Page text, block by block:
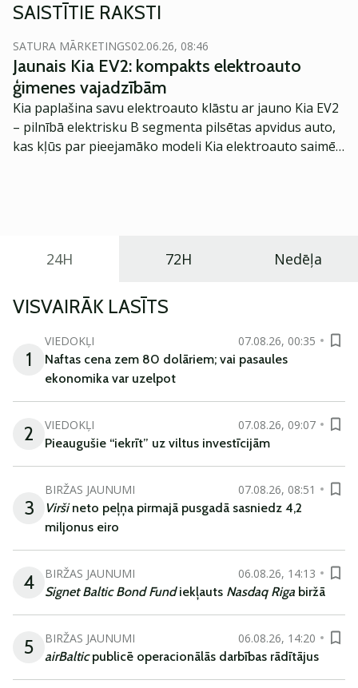
SAISTĪTIE RAKSTI
SATURA MĀRKETINGS02.06.26, 08:46
Jaunais Kia EV2: kompakts elektroauto
ģimenes vajadzībām
Kia paplašina savu elektroauto klāstu ar jauno Kia EV2
– pilnībā elektrisku B segmenta pilsētas apvidus auto,
kas kļūs par pieejamāko modeli Kia elektroauto saimē
24H 72H Nedēļa
VISVAIRĀK LASĪTS
1
VIEDOKĻI
07.08.26, 00:35
Naftas cena zem 80 dolāriem; vai pasaules
ekonomika var uzelpot
2 VIEDOKĻI
07.08.26, 09:07
Pieaugušie “iekrīt” uz viltus investīcijām
3
BIRŽAS JAUNUMI
07.08.26, 08:51
Viršineto peļņa pirmajā pusgadā sasniedz 4,2
miljonus eiro
4 BIRŽAS JAUNUMI
06.08.26, 14:13
Signet Baltic Bond Fundiekļauts Nasdaq Riga biržā
5 BIRŽAS JAUNUMI
06.08.26, 14:20
airBalticpublicē operacionālās darbības rādītājus